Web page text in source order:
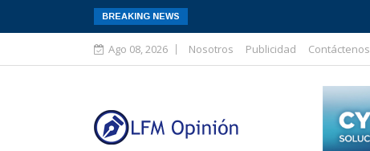
BREAKING NEWS
Ago 08, 2026 Nosotros Publicidad Contáctenos